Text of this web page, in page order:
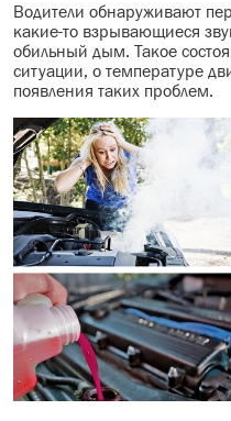
ИНДУСТРИАЛЬНЫЕ МАСЛА
АНТИФРИЗЫ СПЕЦЖИДКОСТИ
ПРИСАДКИ АВТОХИМИЯ
АВТО КОСМЕТИКА
МОТО МАСЛА
ВСЕ БРЕНДЫ
Водители обнаруживают
какие-то взрывающиеся
обильный дым. Такое
ситуации, о температуре
появления таких проблем.